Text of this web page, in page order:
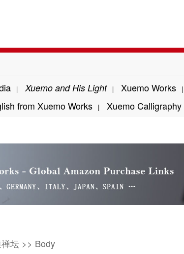
| Xuemo and His Light | Xuemo Works |
from Xuemo Works | Xuemo
坛 >> Body